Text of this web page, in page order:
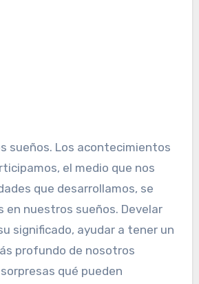
el medio que nos
que desarrollamos, se
en nuestros sueños. Develar
significado, ayudar a tener un
profundo de nosotros
qué pueden